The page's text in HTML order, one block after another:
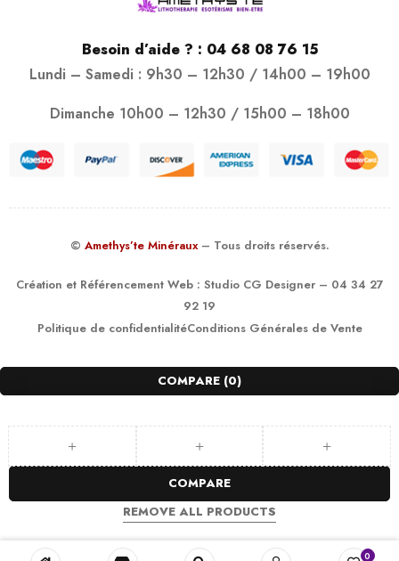
Besoin d’aide ? : 04 68 08 76 15
Lundi – Samedi : 9h30 – 12h30 / 14h00 – 19h00
Dimanche 10h00 – 12h30 / 15h00 – 18h00
© Amethys’te Minéraux – Tous droits réservés.
Création et Référencement Web : Studio CG Designer– 04 34 27
92 19
Politique de confidentialitéConditions Générales de Vente
0
COMPARE (0)
COMPARE
REMOVE ALL PRODUCTS